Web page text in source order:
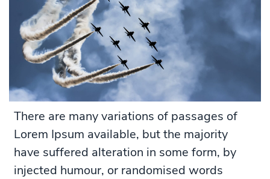
There are many variations of passages of
Lorem Ipsum available, but the majority
have suffered alteration in some form, by
injected humour, or randomised words